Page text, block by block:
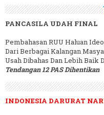
PANCASILA UDAH FINAL
Pembahasan RUU Haluan
Dari Berbagai Kalangan
Usah Dibahas Dan Lebih Baik
Tendangan 12 PAS Dihentikan
INDONESIA DARURAT